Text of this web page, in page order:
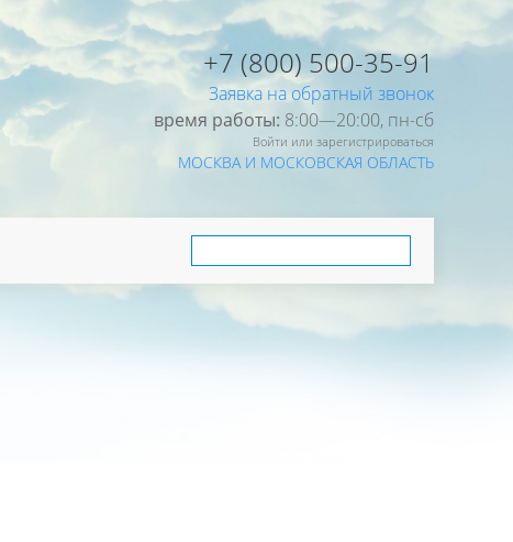
+7 (800) 500-35-91
Заявка на обратный звонок
время работы: 8:00—20:00, пн-cб
Войти или зарегистрироваться
МОСКВА И МОСКОВСКАЯ ОБЛАСТЬ